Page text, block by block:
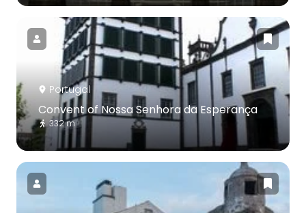
Portugal
Convent of Nossa Senhora da Esperança
332 m